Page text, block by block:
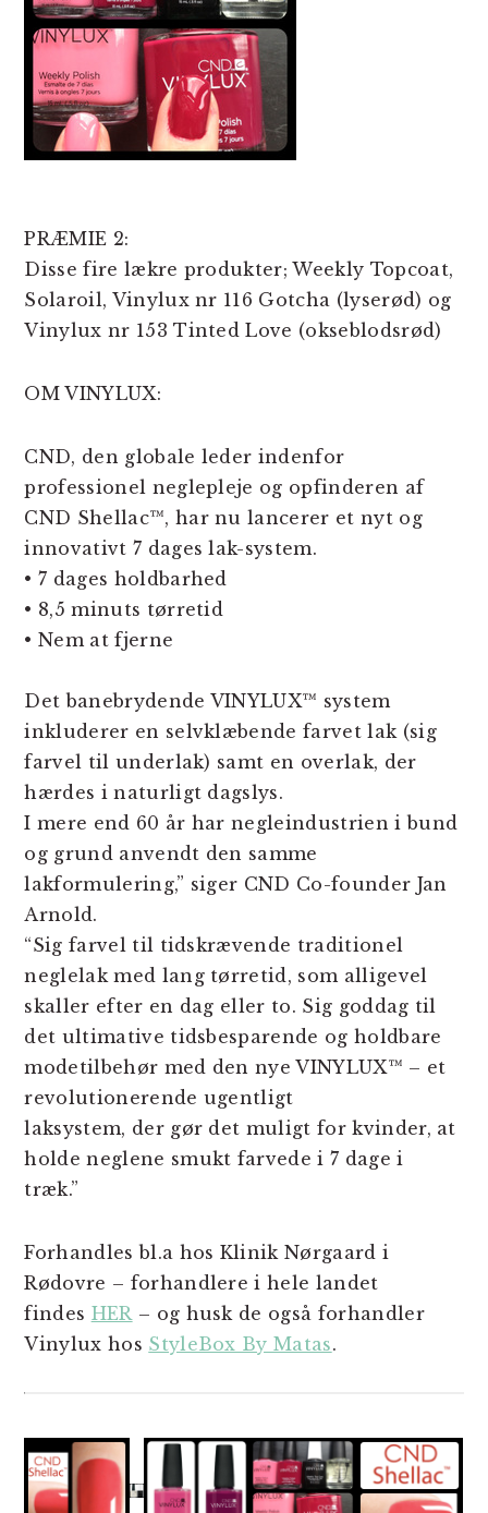
PRÆMIE 2:
Disse fire lækre produkter; Weekly Topcoat,
Solaroil, Vinylux nr 116 Gotcha (lyserød) og
Vinylux nr 153 Tinted Love (okseblodsrød)
OM VINYLUX:
CND, den globale leder indenfor
professionel neglepleje og opfinderen af
CND Shellac™, har nu lancerer et nyt og
innovativt 7 dages lak-system.
• 7 dages holdbarhed
• 8,5 minuts tørretid
• Nem at fjerne
Det banebrydende VINYLUX™ system
inkluderer en selvklæbende farvet lak (sig
farvel til underlak) samt en overlak, der
hærdes i naturligt dagslys.
I mere end 60 år har negleindustrien i bund
og grund anvendt den samme
lakformulering,” siger CND Co-founder Jan
Arnold.
“Sig farvel til tidskrævende traditionel
neglelak med lang tørretid, som alligevel
skaller efter en dag eller to. Sig goddag til
det ultimative tidsbesparende og holdbare
modetilbehør med den nye VINYLUX™ – et
revolutionerende ugentligt
laksystem, der gør det muligt for kvinder, at
holde neglene smukt farvede i 7 dage i
træk.”
Forhandles bl.a hos Klinik Nørgaard i
Rødovre – forhandlere i hele landet
findes HER– og husk de også forhandler
Vinylux hos StyleBox By Matas.